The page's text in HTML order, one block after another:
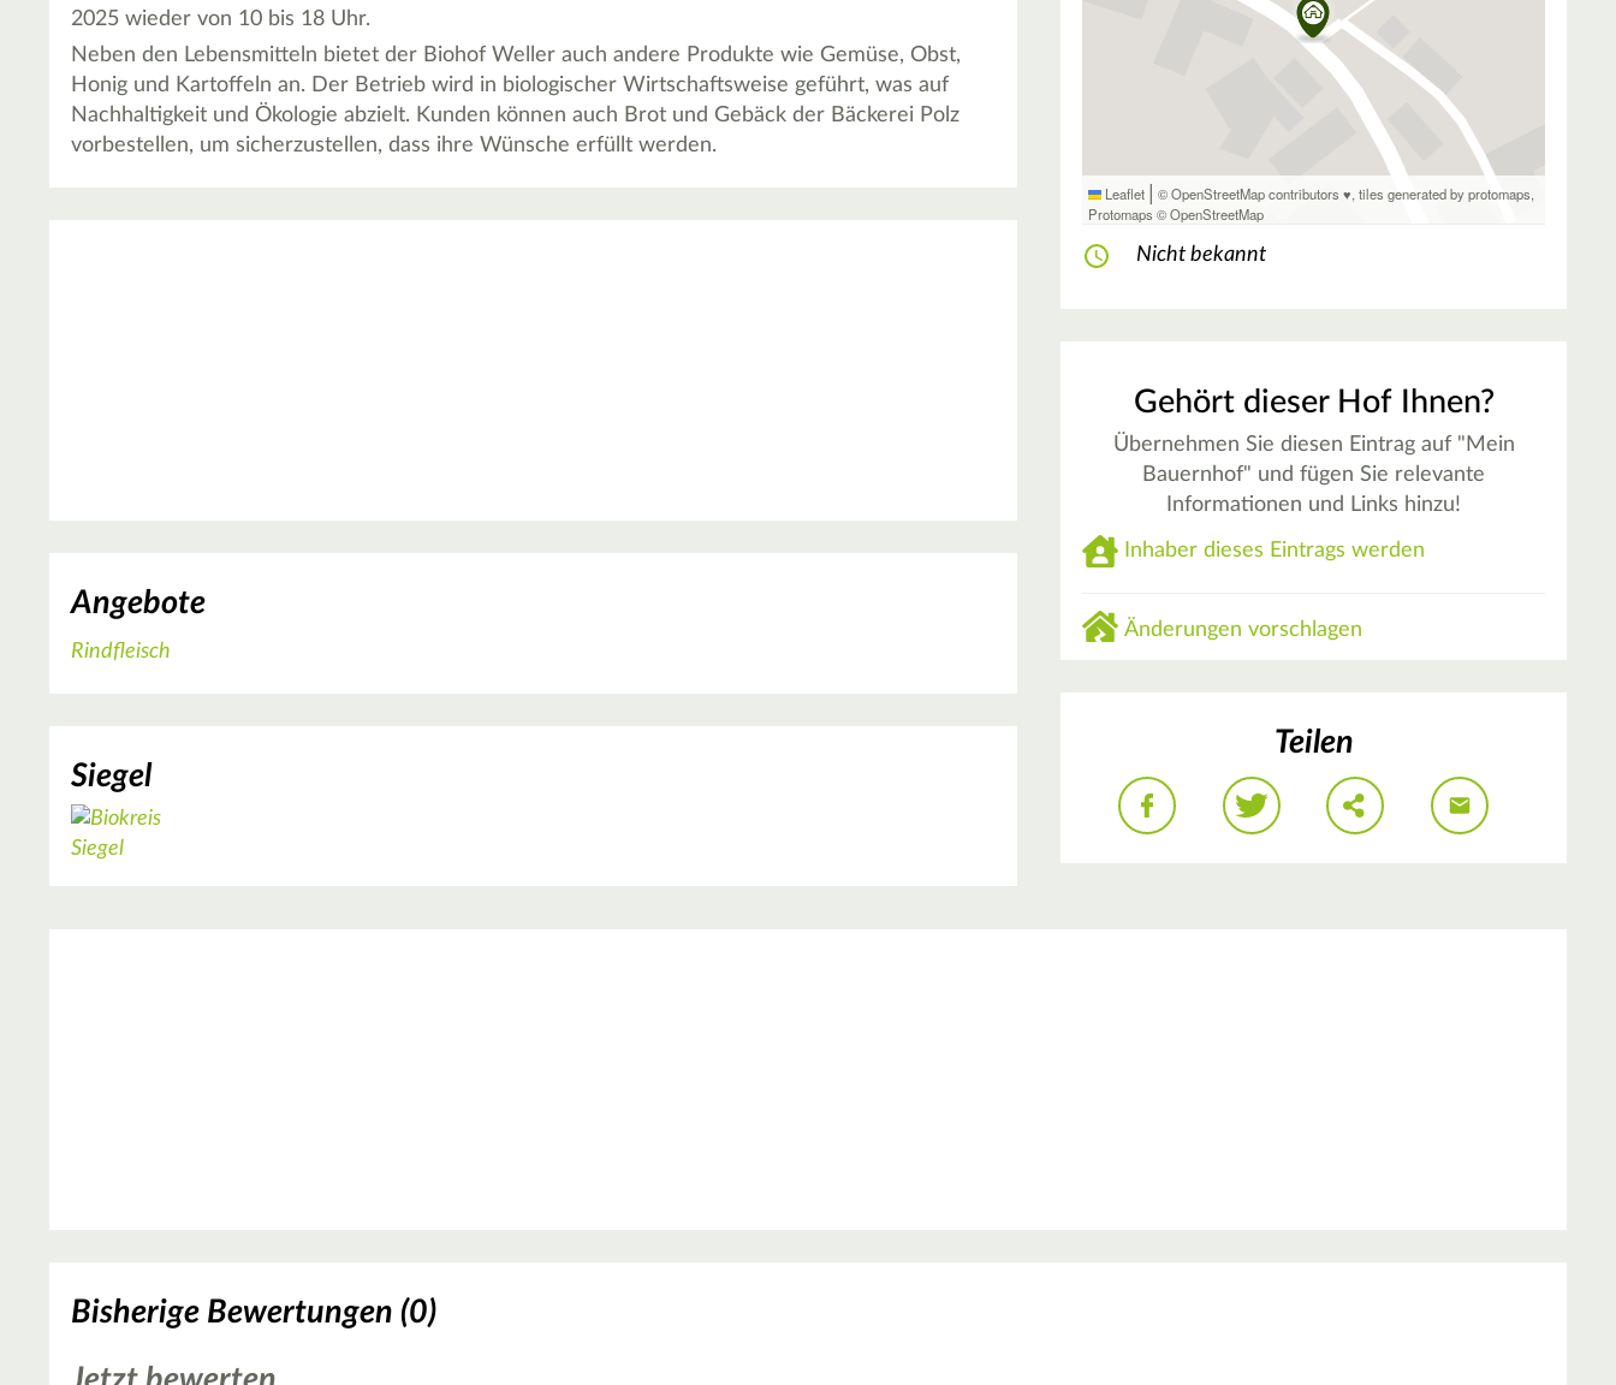
2025 wieder von 10 bis 18 Uhr.
Neben den Lebensmitteln bietet der Biohof Weller auch andere Produkte wie Gemüse, Obst,
Honig und Kartoffeln an. Der Betrieb wird in biologischer Wirtschaftsweise geführt, was auf
Nachhaltigkeit und Ökologie abzielt. Kunden können auch Brot und Gebäck der Bäckerei Polz
vorbestellen, um sicherzustellen, dass ihre Wünsche erfüllt werden.
Angebote
Rindfleisch
Siegel
Leaflet | © OpenStreetMap contributors ♥,tiles generated by protomaps,
Protomaps ©OpenStreetMap
Nicht bekannt
Gehört dieser Hof Ihnen?
Übernehmen Sie diesen Eintrag auf "Mein
Bauernhof" und fügen Sie relevante
Informationen und Links hinzu!
Inhaber dieses Eintrags werden
Änderungen vorschlagen
Teilen
Bisherige Bewertungen (0)